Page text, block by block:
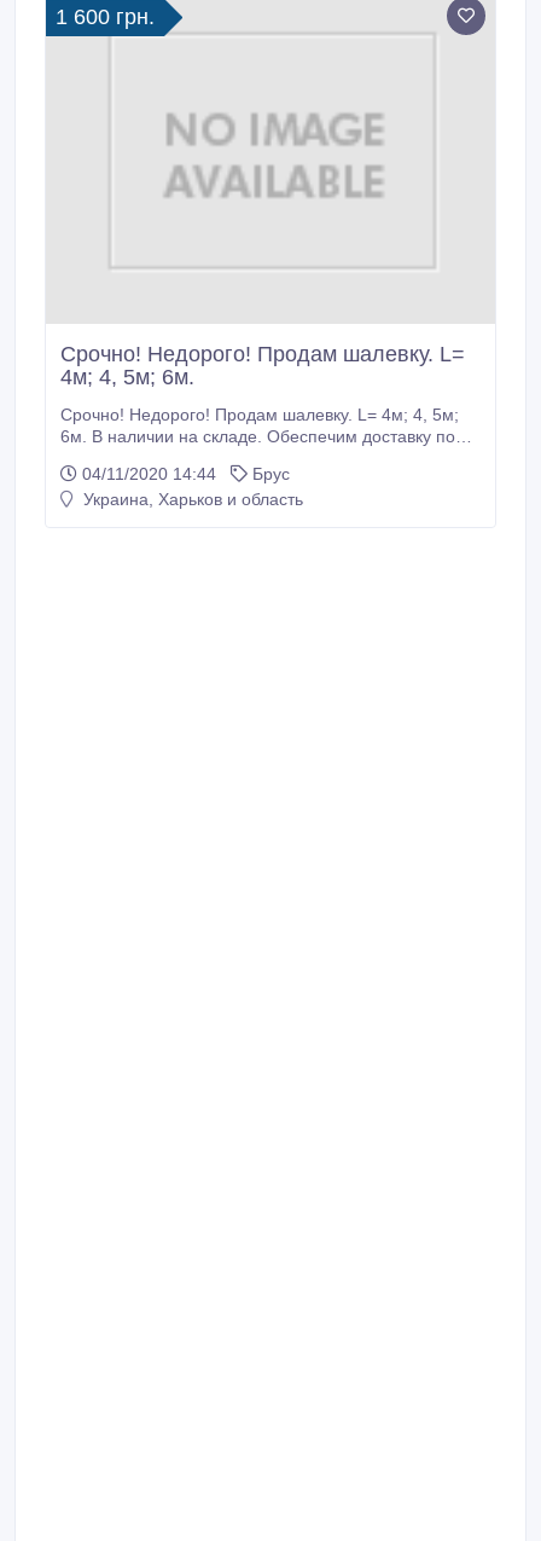
1 600 грн.
Срочно! Недорого! Продам шалевку. L=
4м; 4, 5м; 6м.
Срочно! Недорого! Продам шалевку. L= 4м; 4, 5м;
6м. В наличии на складе. Обеспечим доставку по
кратчайшие сроки. Звоните! Контактный телефон.
04/11/2020 14:44
Брус
Украина, Харьков и область